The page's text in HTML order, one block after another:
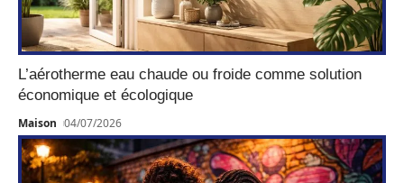
L’aérotherme eau chaude ou froide comme solution
économique et écologique
Maison 04/07/2026